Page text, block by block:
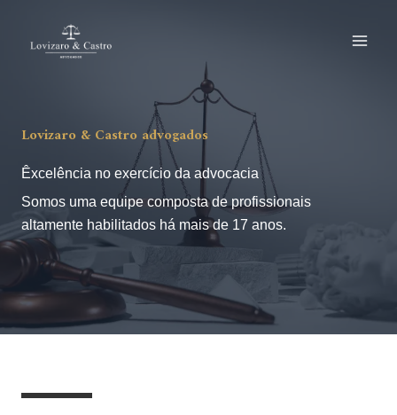
Lovizaro & Castro advogados
Êxcelência no exercício da advocacia
Somos uma equipe composta de profissionais
altamente habilitados há mais de 17 anos.